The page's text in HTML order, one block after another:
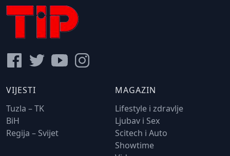
VIJESTI
Tuzla – TK
BiH
Regija – Svijet
MAGAZIN
Lifestyle i zdravlje
Ljubav i Sex
Scitech i Auto
Showtime